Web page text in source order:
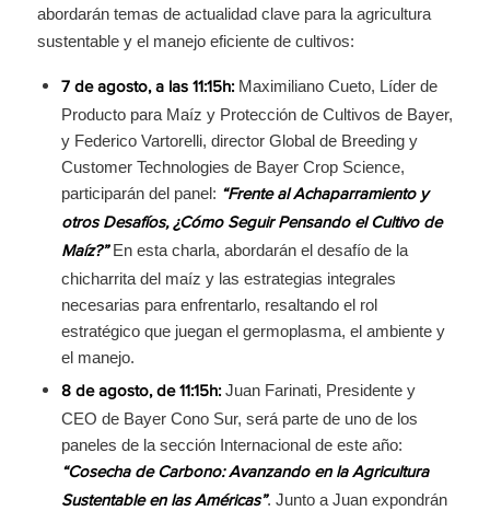
abordarán temas de actualidad clave para la agricultura
sustentable y el manejo eficiente de cultivos:
7 de agosto, a las 11:15h:Maximiliano Cueto, Líder de
Producto para Maíz y Protección de Cultivos de Bayer,
y Federico Vartorelli, director Global de Breeding y
Customer Technologies de Bayer Crop Science,
participarán del panel: “Frente al Achaparramiento y
otros Desafíos, ¿Cómo Seguir Pensando el Cultivo de
Maíz?”En esta charla, abordarán el desafío de la
chicharrita del maíz y las estrategias integrales
necesarias para enfrentarlo, resaltando el rol
estratégico que juegan el germoplasma, el ambiente y
el manejo.
8 de agosto, de 11:15h: Juan Farinati, Presidente y
CEO de Bayer Cono Sur, será parte de uno de los
paneles de la sección Internacional de este año:
“Cosecha de Carbono: Avanzando en la Agricultura
Sustentable en las Américas”. Junto a Juan expondrán